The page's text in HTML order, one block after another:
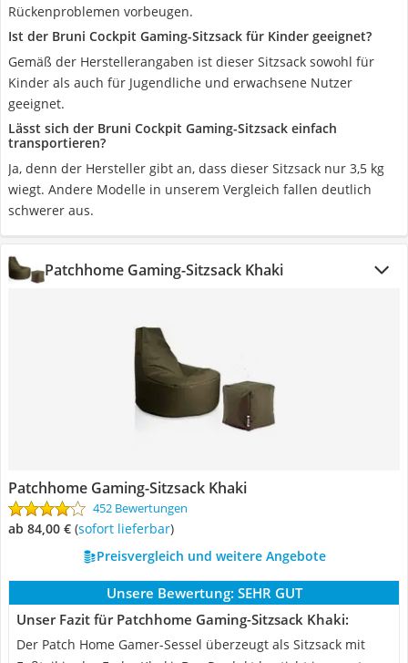
Rückenproblemen vorbeugen.
Ist der Bruni Cockpit Gaming-Sitzsack für Kinder geeignet?
Gemäß der Herstellerangaben ist dieser Sitzsack sowohl für
Kinder als auch für Jugendliche und erwachsene Nutzer
geeignet.
Lässt sich der Bruni Cockpit Gaming-Sitzsack einfach
transportieren?
Ja, denn der Hersteller gibt an, dass dieser Sitzsack nur 3,5 kg
wiegt. Andere Modelle in unserem Vergleich fallen deutlich
schwerer aus.
Patchhome Gaming-Sitzsack Khaki
Patchhome Gaming-Sitzsack Khaki
452 Bewertungen
ab 84,00 € ( Sofort lieferbar)
Preisvergleich und weitere Angebote
Unsere Bewertung: SEHR GUT
Unser Fazit für Patchhome Gaming-Sitzsack Khaki:
Der Patch Home Gamer-Sessel überzeugt als Sitzsack mit